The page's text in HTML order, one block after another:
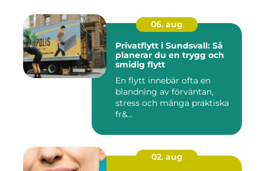
06. aug
Privatflytt i Sundsvall: Så
planerar du en trygg och
smidig flytt
En flytt innebär ofta en
blandning av förväntan,
stress och många praktiska
fr&...
02. aug